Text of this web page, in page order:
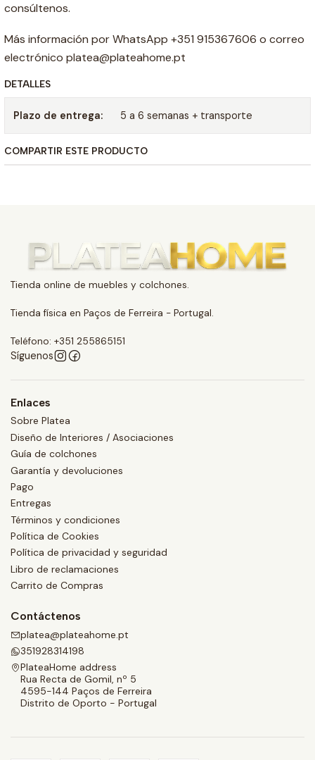
consúltenos.
Más información por WhatsApp +351 915367606 o correo
electrónico platea@plateahome.pt
DETALLES
Plazo de entrega: 5 a 6 semanas + transporte
COMPARTIR ESTE PRODUCTO
Tienda online de muebles y colchones.
Tienda física en Paços de Ferreira - Portugal.
Teléfono: +351 255865151
Síguenos
Enlaces
Sobre Platea
Diseño de Interiores / Asociaciones
Guía de colchones
Garantía y devoluciones
Pago
Entregas
Términos y condiciones
Política de Cookies
Política de privacidad y seguridad
Libro de reclamaciones
Carrito de Compras
Contáctenos
platea@plateahome.pt
351928314198
PlateaHome address
Rua Recta de Gomil, nº 5
4595-144 Paços de Ferreira
Distrito de Oporto - Portugal